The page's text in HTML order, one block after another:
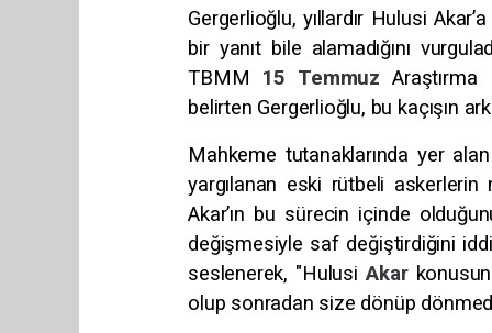
Gergerlioğlu, yıllardır Hulusi
bir yanıt bile alamadığını
TBMM 15 TemmuzAraştırma
belirten Gergerlioğlu, bu kaçışın
Mahkeme tutanaklarında yer
yargılanan eski rütbeli
Akar’ın bu sürecin içinde
değişmesiyle saf değiştirdiğini
seslenerek, "HulusiAkar
olup sonradan size dönüp